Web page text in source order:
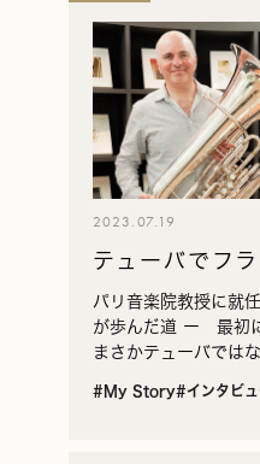
2023.07.19
テューバでフ
なぐ
パリ音楽院教授に就
が歩んだ道 ー 最初
まさかテューバでは
ランス式の小さなテ
#My Story#インタビュ